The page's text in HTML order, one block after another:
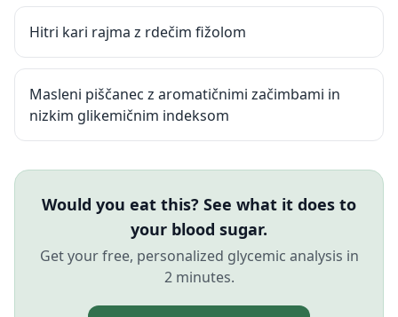
Hitri kari rajma z rdečim fižolom
Masleni piščanec z aromatičnimi začimbami in
nizkim glikemičnim indeksom
Would you eat this? See what it does to
your blood sugar.
Get your free, personalized glycemic analysis in
2 minutes.